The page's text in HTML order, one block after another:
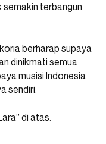
semakin terbangun
berharap supaya
dinikmati semua
musisi Indonesia
sendiri.
di atas.